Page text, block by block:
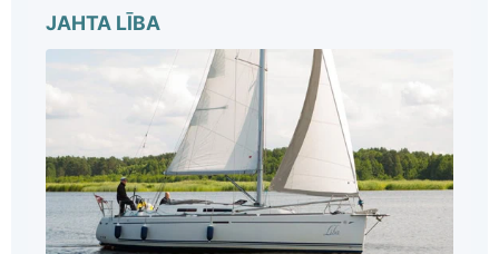
JAHTA LĪBA